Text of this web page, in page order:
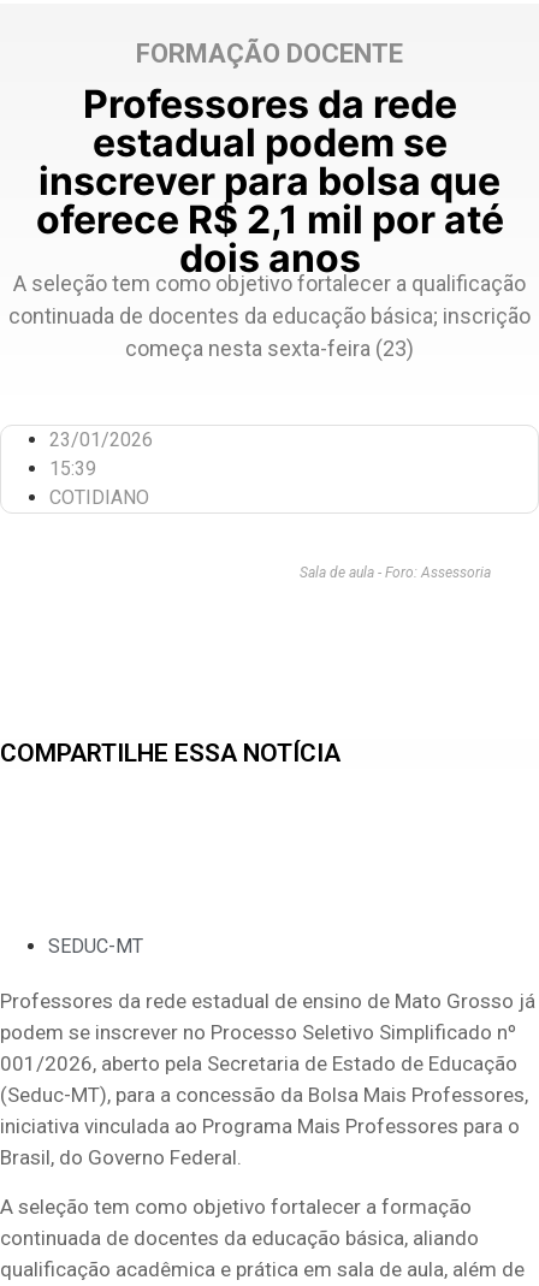
FORMAÇÃO DOCENTE
Professores da rede
estadual podem se
inscrever para bolsa que
oferece R$ 2,1 mil por até
dois anos
A seleção tem como objetivo fortalecer a qualificação
continuada de docentes da educação básica; inscrição
começa nesta sexta-feira (23)
23/01/2026
15:39
COTIDIANO
Sala de aula - Foro: Assessoria
COMPARTILHE ESSA NOTÍCIA
SEDUC-MT
Professores da rede estadual de ensino de Mato Grosso já
podem se inscrever no Processo Seletivo Simplificado nº
001/2026, aberto pela Secretaria de Estado de Educação
(Seduc-MT), para a concessão da Bolsa Mais Professores,
iniciativa vinculada ao Programa Mais Professores para o
Brasil, do Governo Federal.
A seleção tem como objetivo fortalecer a formação
continuada de docentes da educação básica, aliando
qualificação acadêmica e prática em sala de aula, além de